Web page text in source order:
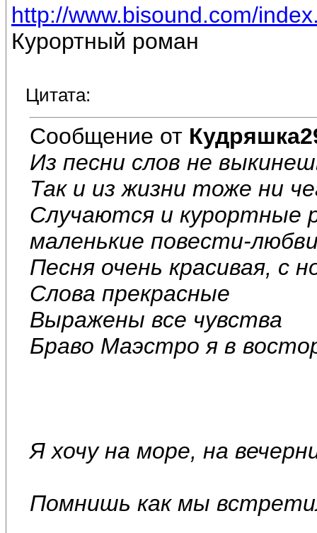
http://www.bisound.com/
Курортный роман
Цитата:
Сообщение от
Из песни слов не
Так и из жизни тоже ни
Случаются и курортные
маленькие повести-
Песня очень красивая, с
Слова прекрасные
Выражены все чувства
Браво Маэстро я в
Я хочу на море, на
Помнишь как мы